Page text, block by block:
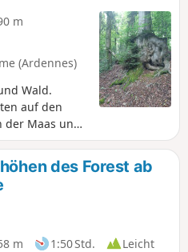
m
(Ardennes)
Wald.
auf den
der Maas und
zu
Häuser ein
von
wurde
des Forest ab
m 1:50 Std.
Leicht